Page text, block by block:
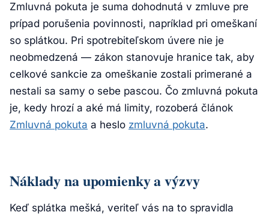
Zmluvná pokuta je suma dohodnutá v zmluve pre
prípad porušenia povinnosti, napríklad pri omeškaní
so splátkou. Pri spotrebiteľskom úvere nie je
neobmedzená — zákon stanovuje hranice tak, aby
celkové sankcie za omeškanie zostali primerané a
nestali sa samy o sebe pascou. Čo zmluvná pokuta
je, kedy hrozí a aké má limity, rozoberá článok
Zmluvná pokuta a heslo zmluvná pokuta.
Náklady na upomienky a výzvy
Keď splátka mešká, veriteľ vás na to spravidla